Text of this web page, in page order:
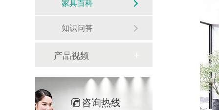
家具百科
知识问答
产品视频
咨询热线